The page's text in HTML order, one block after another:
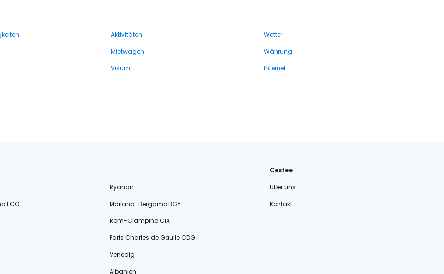
Aktivitäten
Wetter
Mietwagen
Währung
Visum
Internet
Ryanair
FCO
Mailand-Bergamo BGY
Rom-Ciampino CIA
Paris Charles de Gaulle CDG
Venedig
Albanien
Cestee
Über uns
Kontakt